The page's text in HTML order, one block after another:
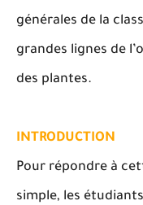
générales de la
grandes lignes de
des plantes.
INTRODUCTION
Pour répondre à
simple, les